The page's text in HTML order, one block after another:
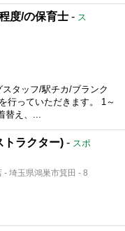
度/の保育士 - ス
スタッフ/駅チカ/ブランク
行っていただきます。 1～
え、...
トラクター) - スポ
- 埼玉県鴻巣市箕田 - 8